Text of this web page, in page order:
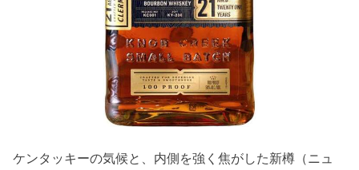
ケンタッキーの気候と、内側を強く焦がした新樽（ニュ